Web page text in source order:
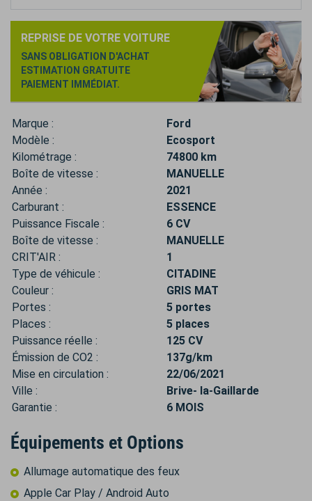
REPRISE DE VOTRE VOITURE
SANS OBLIGATION D'ACHAT
ESTIMATION GRATUITE
PAIEMENT IMMÉDIAT.
Marque :
Ford
Modèle :
Ecosport
Kilométrage :
74800 km
Boîte de vitesse :
MANUELLE
Année :
2021
Carburant :
ESSENCE
Puissance Fiscale :
6 CV
Boîte de vitesse :
MANUELLE
CRIT'AIR :
1
Type de véhicule :
CITADINE
Couleur :
GRIS MAT
Portes :
5 portes
Places :
5 places
Puissance réelle :
125 CV
Émission de CO2 :
137g/km
Mise en circulation :
22/06/2021
Ville :
Brive- la-Gaillarde
Garantie :
6 MOIS
Équipements et Options
Allumage automatique des feux
Apple Car Play / Android Auto